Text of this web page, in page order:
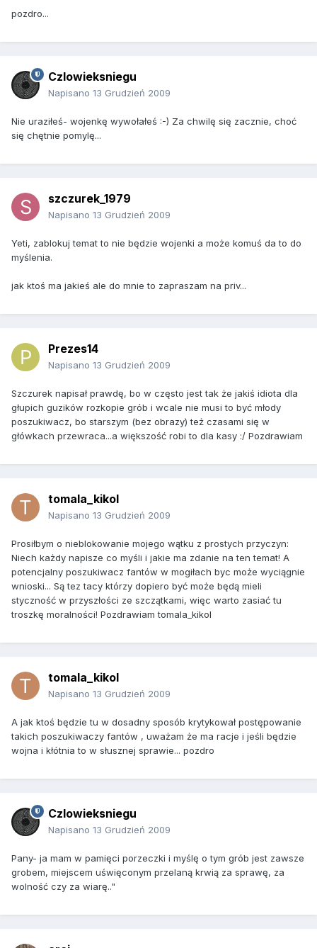
pozdro...
Czlowieksniegu
Napisano 13 Grudzień 2009
Nie uraziłeś- wojenkę wywołałeś :-) Za chwilę się zacznie, choć
się chętnie pomylę...
szczurek_1979
Napisano 13 Grudzień 2009
Yeti, zablokuj temat to nie będzie wojenki a może komuś da to do
myślenia.
jak ktoś ma jakieś ale do mnie to zapraszam na priv...
Prezes14
Napisano 13 Grudzień 2009
Szczurek napisał prawdę, bo w często jest tak że jakiś idiota dla
głupich guzików rozkopie grób i wcale nie musi to być młody
poszukiwacz, bo starszym (bez obrazy) też czasami się w
główkach przewraca...a większość robi to dla kasy :/ Pozdrawiam
tomala_kikol
Napisano 13 Grudzień 2009
Prosiłbym o nieblokowanie mojego wątku z prostych przyczyn:
Niech każdy napisze co myśli i jakie ma zdanie na ten temat! A
potencjalny poszukiwacz fantów w mogiłach byc może wyciągnie
wnioski... Są tez tacy którzy dopiero być może będą mieli
styczność w przyszłości ze szczątkami, więc warto zasiać tu
troszkę moralności! Pozdrawiam tomala_kikol
tomala_kikol
Napisano 13 Grudzień 2009
A jak ktoś będzie tu w dosadny sposób krytykował postępowanie
takich poszukiwaczy fantów , uważam że ma racje i jeśli będzie
wojna i kłótnia to w słusznej sprawie... pozdro
Czlowieksniegu
Napisano 13 Grudzień 2009
Pany- ja mam w pamięci porzeczki i myślę o tym grób jest zawsze
grobem, miejscem uświęconym przelaną krwią za sprawę, za
wolność czy za wiarę.."